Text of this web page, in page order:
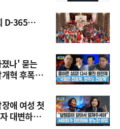
D-365…
나' 묻는
혁 후폭
애 여성 첫
대변하겠